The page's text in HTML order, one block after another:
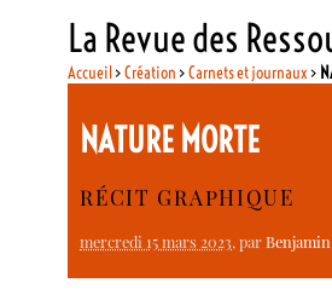
La Revue des
Accueil>Création >Carnets et journaux >
NATURE MORTE
RÉCIT GRAPHIQUE
mercredi 15 mars 2023, par